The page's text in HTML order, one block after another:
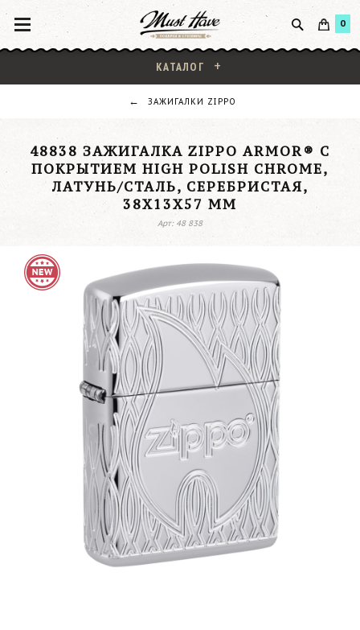
0
КАТАЛОГ
ЗАЖИГАЛКИ ZIPPO
48838 ЗАЖИГАЛКА ZIPPO ARMOR® С
ПОКРЫТИЕМ HIGH POLISH CHROME,
ЛАТУНЬ/СТАЛЬ, СЕРЕБРИСТАЯ,
38X13X57 ММ
Арт: 48 838